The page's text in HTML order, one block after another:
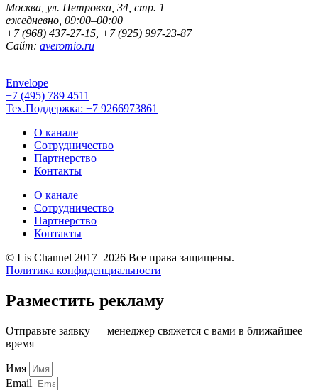
Москва, ул. Петровка, 34, стр. 1
ежедневно, 09:00–00:00
+7 (968) 437-27-15, +7 (925) 997-23-87
Сайт: averomio.ru
Envelope
+7 (495) 789 4511
Тех.Поддержка: +7 9266973861
О канале
Сотрудничество
Партнерство
Контакты
О канале
Сотрудничество
Партнерство
Контакты
© Lis Channel 2017–2026 Все права защищены.
Политика конфиденциальности
вверх
Разместить рекламу
Отправьте заявку — менеджер свяжется с вами в ближайшее
время
Имя
Email